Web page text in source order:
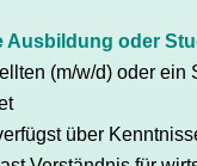
Ausbildung oder
(m/w/d) oder
über